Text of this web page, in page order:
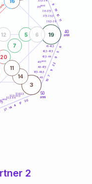
40
anni
50
anni
33,5-34
36-37,5
37,5-38,5
38,5-39
41-42,5
42,5-43,5
43,5-44
46-47,5
47,5-48,5
48,5-49
51-52,5
52,5-53,5
53,5-54
9
19
10
11
6
5
9
22
11
7
10
20
17
4
14
21
19
3
20
7
5 6
12
14
11
35anni
45anni
anni
2